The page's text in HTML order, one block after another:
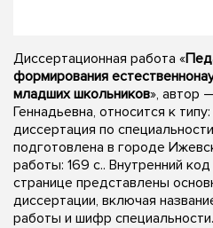
Диссертационная работа «
формирования
младших школьников», автор
Геннадьевна, относится к
диссертация по
подготовлена в городе
работы: 169 с.. Внутренний
странице представлены
диссертации, включая
работы и шифр специальности.